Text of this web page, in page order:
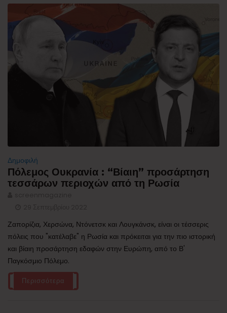
Δημοφιλή
Πόλεμος Ουκρανία : “Βίαιη” προσάρτηση
τεσσάρων περιοχών από τη Ρωσία
Ζαπορίζια, Χερσώνα, Ντόνετσκ και Λουγκάνσκ, είναι οι τέσσερις
πόλεις που "κατέλαβε" η Ρωσία και πρόκειται για την πιο ιστορική
και βίαιη προσάρτηση εδαφών στην Ευρώπη, από το Β'
Παγκόσμιο Πόλεμο.
Περισσότερα